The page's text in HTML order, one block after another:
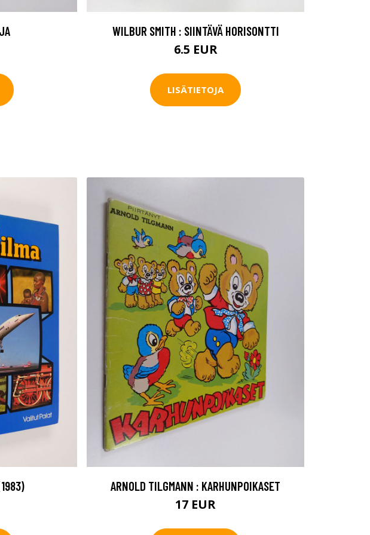
WILBUR SMITH : SIINTÄVÄ HORISONTTI
6.5 EUR
LISÄTIETOJA
ARNOLD TILGMANN : KARHUNPOIKASET
17 EUR